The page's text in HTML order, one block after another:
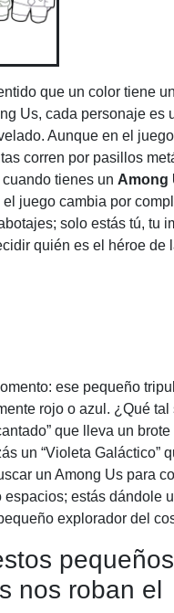
que un color tiene
Us, cada personaje es
Aunque en el
corren por pasillos
tienes un Among
el juego cambia por
solo estás tú, tu
quién es el héroe de
ese pequeño
rojo o azul. ¿Qué tal
que lleva un
un “Violeta Galáctico”
un Among Us para
estás dándole
explorador del
pequeños
nos roban el